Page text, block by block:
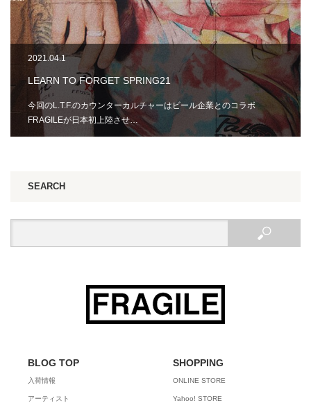
2021.04.1
LEARN TO FORGET SPRING21
今回のL.T.F.のカウンターカルチャーはビール企業とのコラボ
FRAGILEが日本初上陸させ…
SEARCH
BLOG TOP
入荷情報
アーティスト
SHOPPING
ONLINE STORE
Yahoo! STORE